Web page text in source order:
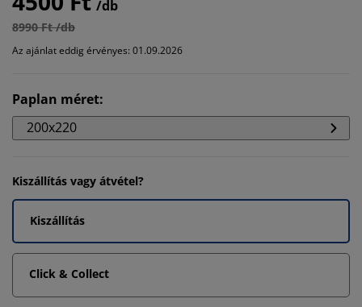
/db
8990 Ft /db
Az ajánlat eddig érvényes: 01.09.2026
Paplan méret:
200x220
Kiszállítás vagy átvétel?
Kiszállítás
Click & Collect